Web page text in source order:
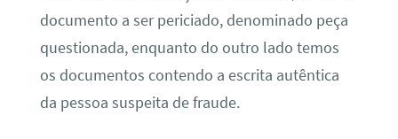
documento a ser periciado, denominado peça
questionada, enquanto do outro lado temos
os documentos contendo a escrita autêntica
da pessoa suspeita de fraude.